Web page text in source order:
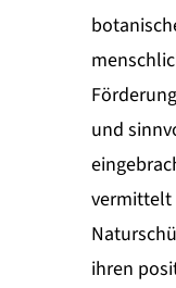
und
vermittelt
ihren